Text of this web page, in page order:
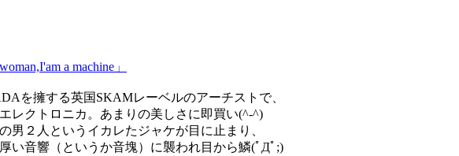
a machine」
を擁する英国SKAMレーベルのアーチストで、
レクトロニカ。あまりの美しさに即買い(^-^)
男２人というイカレたジャケが目に止まり、
い音響（というか音塊）に襲われ目から鱗(ﾟДﾟ;)